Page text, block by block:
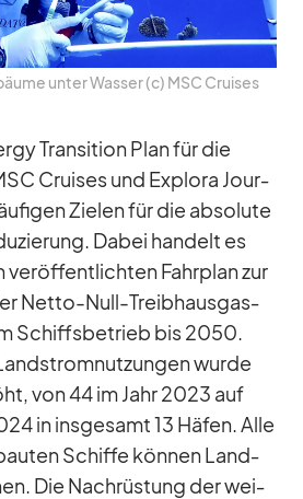
un­ter Was­ser (c) MSC Crui­ses
Tran­si­tion Plan für die
Crui­ses und Ex­plora Jour­
Zie­len für die ab­so­lute
Da­bei han­delt es
ver­öf­fent­lich­ten Fahr­plan zur
Netto-Null-Treib­haus­gas­
Schiffs­be­trieb bis 2050.
wurde
von 44 im Jahr 2023 auf
in ins­ge­samt 13 Hä­fen. Alle
Schiffe kön­nen Land­
Die Nach­rüs­tung der wei­